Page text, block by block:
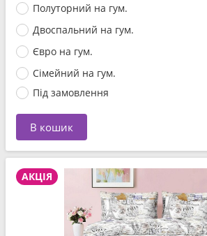
Полуторний на гум.
Двоспальний на гум.
Євро на гум.
Сімейний на гум.
Під замовлення
В кошик
АКЦІЯ